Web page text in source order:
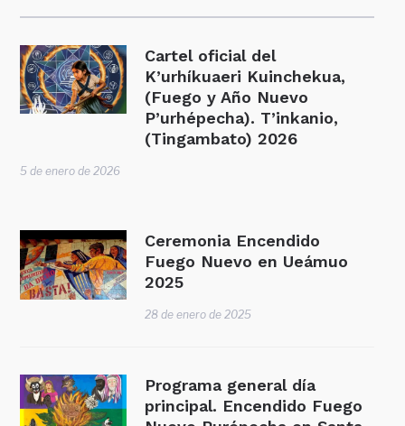
Cartel oficial del
K’urhíkuaeri Kuinchekua,
(Fuego y Año Nuevo
P’urhépecha). T’inkanio,
(Tingambato) 2026
5 de enero de 2026
Ceremonia Encendido
Fuego Nuevo en Ueámuo
2025
28 de enero de 2025
Programa general día
principal. Encendido Fuego